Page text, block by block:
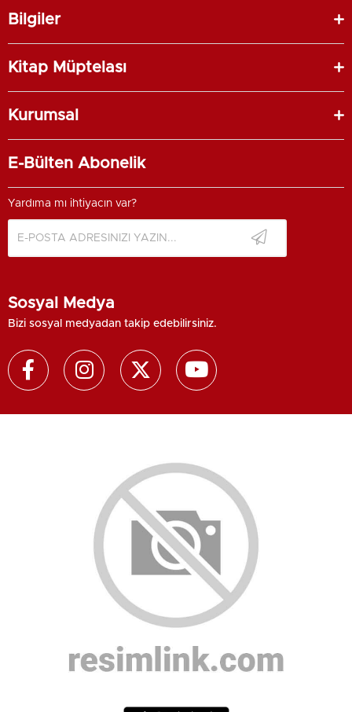
Bilgiler
Kitap Müptelası
Kurumsal
E-Bülten Abonelik
Yardıma mı ihtiyacın var?
Sosyal Medya
Bizi sosyal medyadan takip edebilirsiniz.